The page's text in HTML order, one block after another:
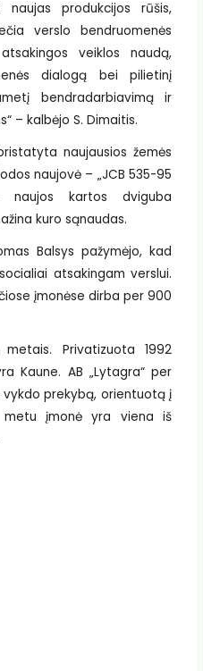
produkcijos rūšis,
verslo bendruomenės
veiklos naudą,
dialogą bei pilietinį
bendradarbiavimą ir
– kalbėjo S. Dimaitis.
naujausios žemės
naujovė – „JCB 535-95
naujos kartos dviguba
kuro sąnaudas.
Balsys pažymėjo, kad
atsakingam verslui.
įmonėse dirba per 900
Privatizuota 1992
Kaune. AB „Lytagra“ per
prekybą, orientuotą į
metu įmonė yra viena iš